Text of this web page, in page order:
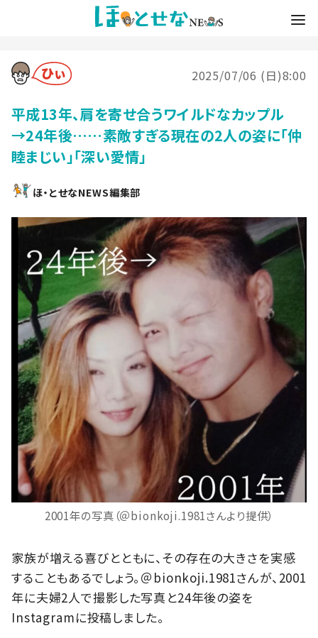
2025/07/06 (日)8:00
平成13年、肩を寄せ合うワイルドなカップル
→24年後……素敵すぎる現在の2人の姿に「仲
睦まじい」「深い愛情」
ほ・とせなNEWS編集部
2001年の写真（＠bionkoji.1981さんより提供）
家族が増える喜びとともに、その存在の大きさを実感
することもあるでしょう。＠bionkoji.1981さんが、2001
年に夫婦2人で撮影した写真と24年後の姿を
Instagramに投稿しました。